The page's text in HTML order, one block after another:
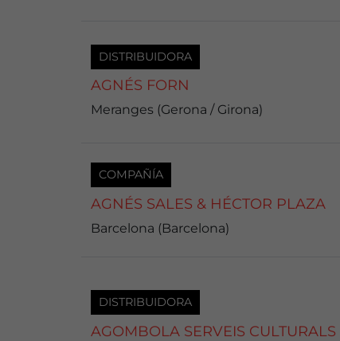
DISTRIBUIDORA
AGNÉS FORN
Meranges (Gerona / Girona)
COMPAÑÍA
AGNÉS SALES & HÉCTOR PLAZA
Barcelona (Barcelona)
DISTRIBUIDORA
AGOMBOLA SERVEIS CULTURALS